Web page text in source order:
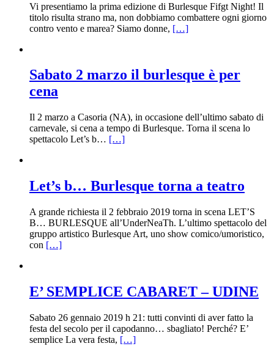
Vi presentiamo la prima edizione di Burlesque Fifgt Night! Il
titolo risulta strano ma, non dobbiamo combattere ogni giorno
contro vento e marea? Siamo donne, […]
Sabato 2 marzo il burlesque è per
cena
Il 2 marzo a Casoria (NA), in occasione dell’ultimo sabato di
carnevale, si cena a tempo di Burlesque. Torna il scena lo
spettacolo Let’s b… […]
Let’s b… Burlesque torna a teatro
A grande richiesta il 2 febbraio 2019 torna in scena LET’S
B… BURLESQUE all’UnderNeaTh. L’ultimo spettacolo del
gruppo artistico Burlesque Art, uno show comico/umoristico,
con […]
E’ SEMPLICE CABARET – UDINE
Sabato 26 gennaio 2019 h 21: tutti convinti di aver fatto la
festa del secolo per il capodanno… sbagliato! Perché? E’
semplice La vera festa, […]